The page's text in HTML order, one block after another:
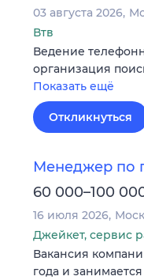
03 августа 2026
Втв
Ведение
организация
Показать ещё
Откликнуться
Менеджер по
60 000–100
16 июля 2026
Джейкет, сервис
Вакансия
года и